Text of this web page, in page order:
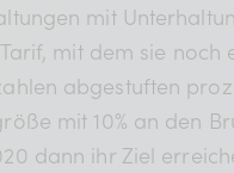
mit
mit dem sie
abgestuften
mit 10% an den
dann ihr Ziel
werden